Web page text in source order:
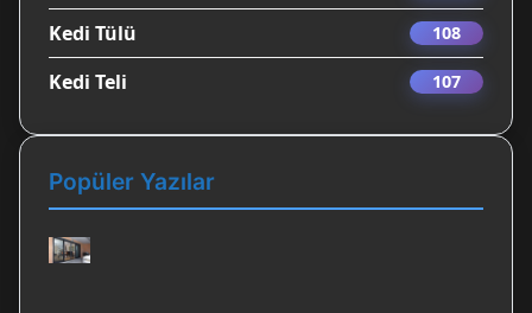
Kedi Tülü 108
Kedi Teli 107
Popüler Yazılar